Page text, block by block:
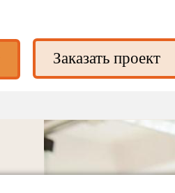
Заказать проект